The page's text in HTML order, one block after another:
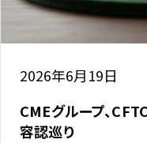
2026年6月19日
CMEグループ、
容認巡り